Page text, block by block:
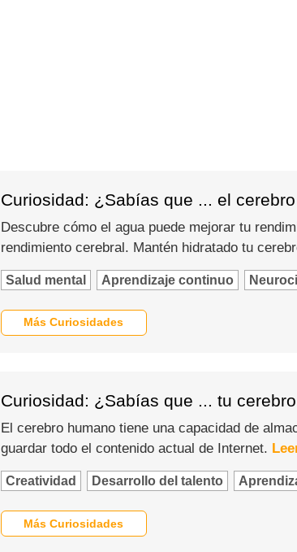
Curiosidad: ¿Sabías que ... el
Descubre cómo el agua puede mejorar tu
rendimiento cerebral. Mantén hidratado tu
Salud mental Aprendizaje continuo
Más Curiosidades
Curiosidad: ¿Sabías que ... tu
El cerebro humano tiene una capacidad de
guardar todo el contenido actual de Internet.
Creatividad Desarrollo del talento
Más Curiosidades